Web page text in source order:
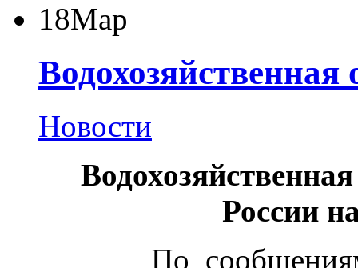
18Мар
Водохозяйственная
Новости
России
По сообщениям